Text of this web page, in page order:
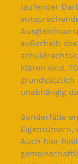
laufender
außerhalb
klären sind.
grundsätzlich
unabhängig
Sonderfälle
Eigentümern,
Auch hier